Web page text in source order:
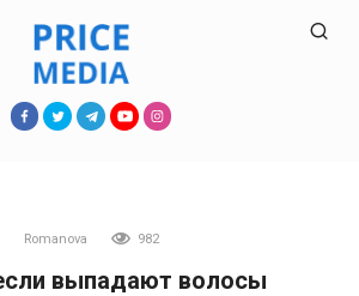
Romanova 982
выпадают волосы